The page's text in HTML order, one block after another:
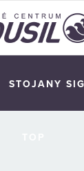
STOJANY